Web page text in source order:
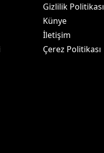
Gizlilik Politikası
Künye
İletişim
Çerez Politikası